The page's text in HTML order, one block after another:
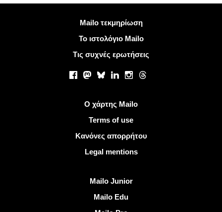
Περισσότερες πληροφορίεςMailo τεκμηρίωση
Το ιστολόγιο Mailo
Τις συχνές ερωτήσεις
Facebook
Mastodon
BlueskyLinkedInInstagram
Threads
Ο χάρτης Mailo
Terms of use
Κανόνες απορρήτου
Legal mentions
Mailo Junior
Mailo Edu